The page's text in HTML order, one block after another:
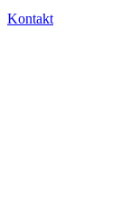
Kontakt